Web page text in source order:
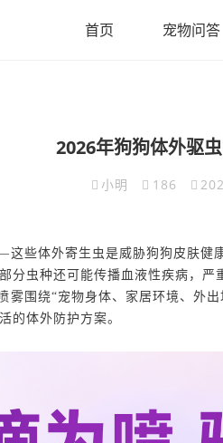
首页 宠物问答
2026年狗狗体外驱
小明 186
些体外寄生虫是威胁狗狗皮肤健
分虫种还可能传播血液性疾病，严
雾围绕“宠物身体、家居环境、外
的体外防护方案。